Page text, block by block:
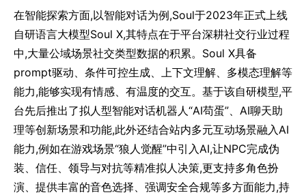
在智能探索方面,以智能对话为例,Soul于2023年正式上线
自研语言大模型Soul X,其特点在于平台深耕社交行业过程
中,大量公域场景社交类型数据的积累。Soul X具备
prompt驱动、条件可控生成、上下文理解、多模态理解等
能力,能够实现有情感、有温度的交互。基于该自研模型,平
台先后推出了拟人型智能对话机器人“AI苟蛋”、AI聊天助
理等创新场景和功能,此外还结合站内多元互动场景融入AI
能力,例如在游戏场景“狼人觉醒”中引入AI,让NPC完成伪
装、信任、领导与对抗等精准拟人决策,更支持多角色扮
演、提供丰富的音色选择、强调安全合规等多方面能力,持